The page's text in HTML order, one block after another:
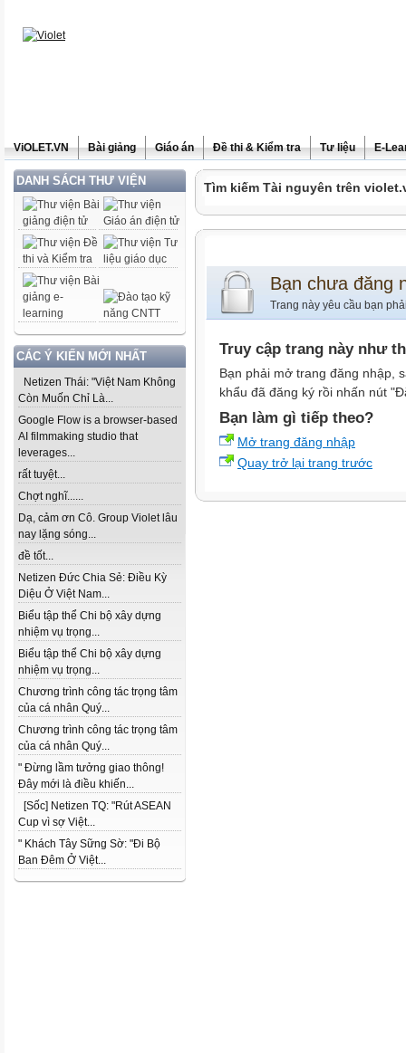
ViOLET.VN Bài giảng Giáo án Đề thi & Kiểm tra Tư liệu E-
DANH SÁCH THƯ VIỆN
CÁC Ý KIẾN MỚI NHẤT
Netizen Thái: "Việt Nam Không
Còn Muốn Chỉ Là...
Google Flow is a browser-based
AI filmmaking studio that
leverages...
rất tuyệt...
Chợt nghĩ......
Dạ, cảm ơn Cô. Group Violet lâu
nay lặng sóng...
đề tốt...
Netizen Đức Chia Sẻ: Điều Kỳ
Diệu Ở Việt Nam...
Biểu tập thể Chi bộ xây dựng
nhiệm vụ trọng...
Biểu tập thể Chi bộ xây dựng
nhiệm vụ trọng...
Chương trình công tác trọng tâm
của cá nhân Quý...
Chương trình công tác trọng tâm
của cá nhân Quý...
" Đừng lầm tưởng giao thông!
Đây mới là điều khiến...
[Sốc] Netizen TQ: "Rút ASEAN
Cup vì sợ Việt...
" Khách Tây Sững Sờ: "Đi Bộ
Ban Đêm Ở Việt...
Tìm kiếm Tài nguyên trên
Bạn chưa đăng
Trang này yêu cầu bạn
Truy cập trang này như
Bạn phải mở trang đăng nhập,
khẩu đã đăng ký rồi nhấn nút
Bạn làm gì tiếp theo?
Mở trang đăng nhập
Quay trở lại trang trước